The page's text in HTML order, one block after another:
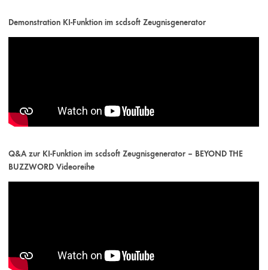
Demonstration KI-Funktion im scdsoft Zeugnisgenerator
Q&A zur KI-Funktion im scdsoft Zeugnisgenerator – BEYOND THE
BUZZWORD Videoreihe